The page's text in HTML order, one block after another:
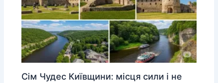
Сім Чудес Київщини: місця сили і не